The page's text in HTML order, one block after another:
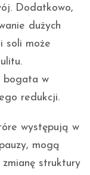
Dodatkowo,
dużych
soli może
bogata w
redukcji.
występują w
mogą
zmianę struktury